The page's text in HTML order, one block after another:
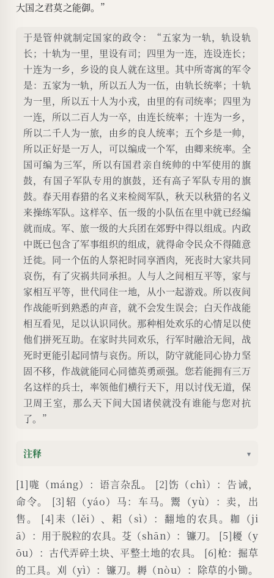
大国之君莫之能御。”
于是管仲就制定国家的政令：“五家为一轨，轨设轨
长；十轨为一里，里设有司；四里为一连，连设连长；
十连为一乡，乡设的良人就在这里。其中所寄寓的军令
是：五家为一轨，所以五人为一伍，由轨长统率；十轨
为一里，所以五十人为小戎，由里的有司统率；四里为
一连，所以二百人为一卒，由连长统率；十连为一乡，
所以二千人为一旅，由乡的良人统率；五个乡是一帅，
所以正好是一万人，可以编成一个军，由卿来统率。全
国可编为三军，所以有国君亲自统帅的中军使用的旗
鼓，有国子军队专用的旗鼓，还有高子军队专用的旗
鼓。春天用春猎的名义来检阅军队，秋天以秋猎的名义
来操练军队。这样卒、伍一级的小队伍在里中就已经编
就而成。军、旅一级的大兵团在郊野中得以组成。内政
中既已包含了军事组织的组成，就得命令民众不得随意
迁徙。同一个伍的人祭祀时同享酒肉，死丧时大家共同
哀伤，有了灾祸共同承担。人与人之间相互平等，家与
家相互平等，世代同住一地，从小一起游戏。所以夜间
作战能听到熟悉的声音，就不会发生误会；白天作战能
相互看见，足以认识同伙。那种相处欢乐的心情足以使
他们拼死互助。在家时共同欢乐，行军时融洽无间，战
死时更能引起同情与哀伤。所以，防守就能同心协力坚
固不移，作战就能同心同德英勇顽强。您若能拥有三万
名这样的兵士，率领他们横行天下，用以讨伐无道，保
卫周王室，那么天下间大国诸侯就没有谁能与您对抗
了。”
注释 ▾
[1]哤（máng）：语言杂乱。 [2]饬（chì）：告诫，
命令。 [3]轺（yáo）马：车马。鬻（yù）：卖，出
售。 [4]耒（lěi）、耜（sì）：翻地的农具。耞（ji
ā）：用于脱粒的农具。芟（shān）：镰刀。 [5]耰（y
ōu）：古代弄碎土块、平整土地的农具。 [6]枪：掘草
的工具。刈（yì）：镰刀。耨（nòu）：除草的小锄。